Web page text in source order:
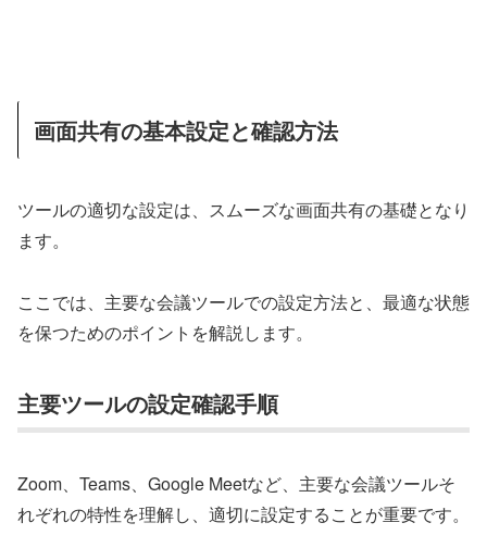
画面共有の基本設定と確認方法
ツールの適切な設定は、スムーズな画面共有の基礎となり
ます。
ここでは、主要な会議ツールでの設定方法と、最適な状態
を保つためのポイントを解説します。
主要ツールの設定確認手順
Zoom、Teams、Google Meetなど、主要な会議ツールそ
れぞれの特性を理解し、適切に設定することが重要です。